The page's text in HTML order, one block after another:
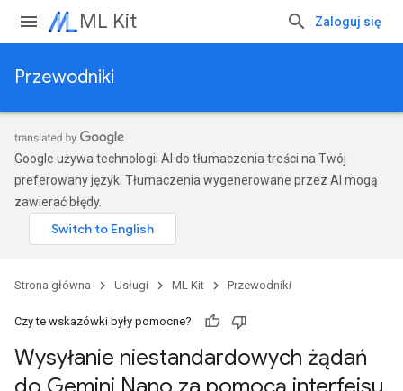
ML Kit Zaloguj się
Przewodniki
Google używa technologii AI do tłumaczenia treści na Twój
preferowany język. Tłumaczenia wygenerowane przez AI mogą
zawierać błędy.
Strona główna Usługi ML Kit Przewodniki
Czy te wskazówki były pomocne?
Wysyłanie niestandardowych żądań